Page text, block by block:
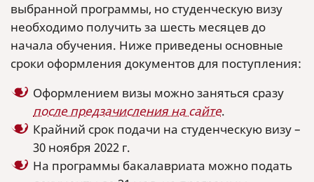
выбранной программы, но студенческую визу
необходимо получить за шесть месяцев до
начала обучения. Ниже приведены основные
сроки оформления документов для поступления:
Оформлением визы можно заняться сразу
после предзачисления на сайте.
Крайний срок подачи на студенческую визу –
30 ноября 2022 г.
На программы бакалавриата можно подать